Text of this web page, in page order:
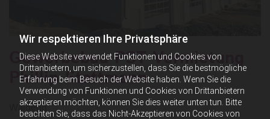
Wir respektieren Ihre Privatsphäre
Diese Website verwendet Funktionen und Cookies von
Drittanbietern, um sicherzustellen, dass Sie die bestmögliche
Erfahrung beim Besuch der Website haben. Wenn Sie die
Verwendung von Funktionen und Cookies von Drittanbietern
akzeptieren möchten, können Sie dies weiter unten tun. Bitte
beachten Sie, dass das Nicht-Akzeptieren von Cookies von
Gewerbebau PST Vermietung
Phillip Stattmann
Waidegg